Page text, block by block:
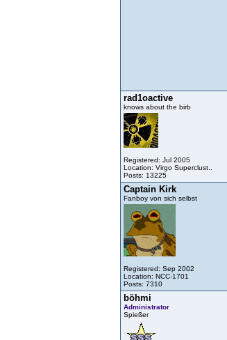
rad1oactive
knows about the birb
Registered: Jul 2005
Location: Virgo Superclust..
Posts: 13225
Captain Kirk
Fanboy von sich selbst
Registered: Sep 2002
Location: NCC-1701
Posts: 7310
böhmi
Administrator
Spießer